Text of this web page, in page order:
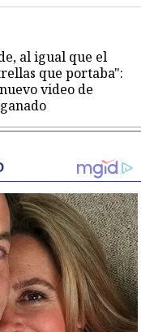
al igual que el
que portaba":
video de